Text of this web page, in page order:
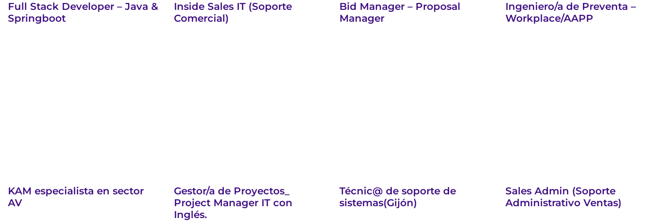
Full Stack Developer – Java &
Springboot
Inside Sales IT (Soporte
Comercial)
Bid Manager – Proposal
Manager
Ingeniero/a de Preventa –
Workplace/AAPP
KAM especialista en sector
AV
Gestor/a de Proyectos_
Project Manager IT con
Inglés.
Técnic@ de soporte de
sistemas(Gijón)
Sales Admin (Soporte
Administrativo Ventas)